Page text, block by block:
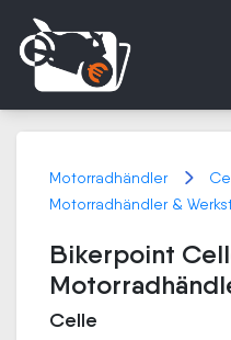
Motorradhändler
Motorradhändler &
Bikerpoint
Celle